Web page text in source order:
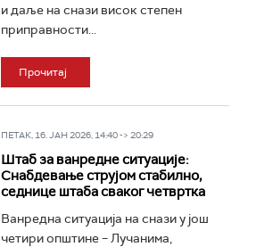
и даље на снази висок степен
приправности...
Прочитај
ПЕТАК, 16. ЈАН 2026, 14:40 -> 20:29
Штаб за ванредне ситуације:
Снабдевање струјом стабилно,
седнице штаба сваког четвртка
Ванредна ситуација на снази у још
четири општине – Лучанима,